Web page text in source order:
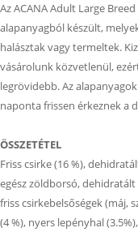
Az ACANA Adult Large
alapanyagból készült,
halásztak vagy termeltek.
vásárolunk közvetlenül,
legrövidebb. Az
naponta frissen érkeznek a
ÖSSZETÉTEL
Friss csirke (16 %),
egész zöldborsó, dehidratált
friss csirkebelsőségek (máj,
(4 %), nyers lepényhal